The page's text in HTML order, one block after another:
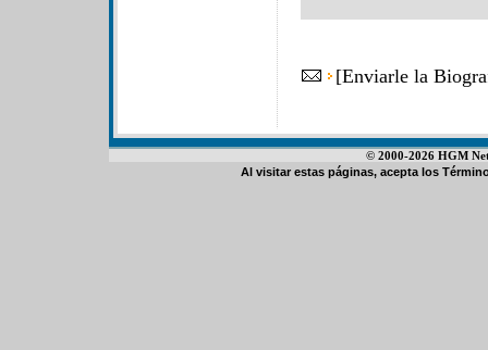
[Enviarle la
© 2000-2026 HGM
Al visitar estas páginas, acepta los